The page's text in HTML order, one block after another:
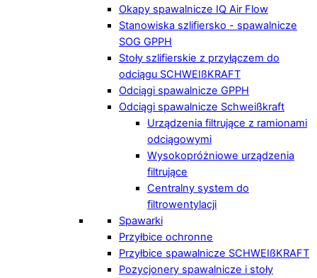
Okapy spawalnicze IQ Air Flow
Stanowiska szlifiersko - spawalnicze
SOG GPPH
Stoły szlifierskie z przyłączem do
odciągu SCHWEIßKRAFT
Odciągi spawalnicze GPPH
Odciągi spawalnicze Schweißkraft
Urządzenia filtrujące z ramionami
odciągowymi
Wysokopróżniowe urządzenia
filtrujące
Centralny system do
filtrowentylacji
Spawarki
Przyłbice ochronne
Przyłbice spawalnicze SCHWEIßKRAFT
Pozycjonery spawalnicze i stoły